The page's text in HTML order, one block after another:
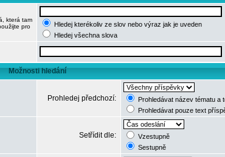
která tam
pro
Hledej kterékoliv ze slov nebo výraz jak je uveden
Hledej všechna slova
Možnosti hledání
Prohledej předchozí:
Prohledávat název tématu a
Prohledávat pouze text
Setřídit dle:
Vzestupně
Sestupně